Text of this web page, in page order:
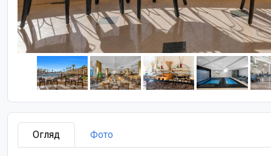
Огляд Фото